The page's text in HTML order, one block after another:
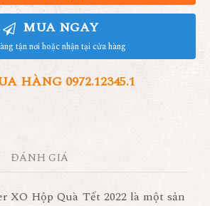
MUA NGAY
tận nơi hoặc nhận tại cửa hàng
HÀNG 0972.12345.1
ĐÁNH GIÁ
XO Hộp Quà Tết 2022 là một sản